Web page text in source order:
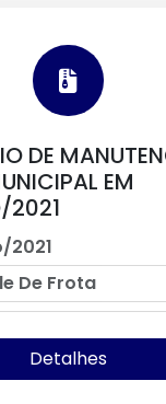
DE
EM
2021
2021
De Frota
Detalhes